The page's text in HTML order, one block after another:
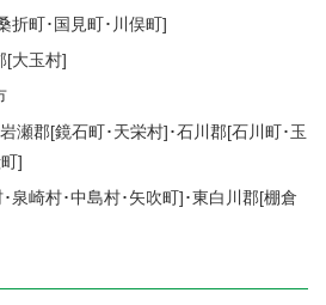
折町 ･ 国見町 ･ 川俣町 ]
[大玉村]
瀬郡[鏡石町 ･ 天栄村]･石川郡[石川町 ･ 玉
]
･ 泉崎村･中島村･ 矢吹町 ]･東白川郡[棚倉